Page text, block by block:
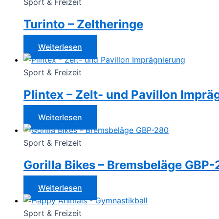
Sport & Freizeit
Turinto – Zeltheringe
Weiterlesen
Sport & Freizeit
Plintex – Zelt- und Pavillon
Weiterlesen
Sport & Freizeit
Gorilla Bikes – Bremsbeläge
Weiterlesen
Sport & Freizeit